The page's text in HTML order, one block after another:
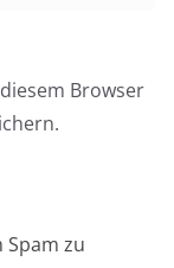
Browser
Spam zu